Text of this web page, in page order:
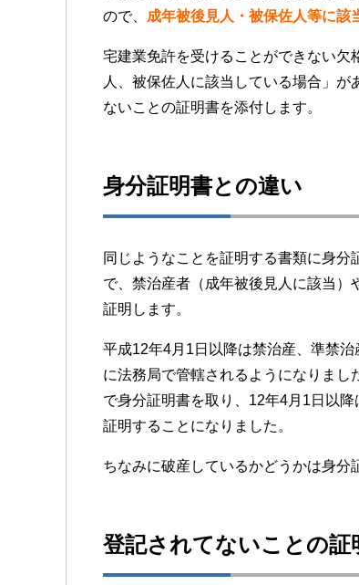
ので、 成年被後見人・被保佐人等に該
宅建業免許を受けることができない欠
人、被保佐人に該当している場合」
ないことの証明書を添付します。
身分証明書との違い
同じようなことを証明する書類に身
で、禁治産者（成年被後見人に該当
証明します。
平成12年4月1日以降は禁治産、準禁
に法務局で管轄されるようになりま
で身分証明書を取り、12年4月1日以
証明することになりました。
ちなみに破産しているかどうかは身分
登記されてないことの証